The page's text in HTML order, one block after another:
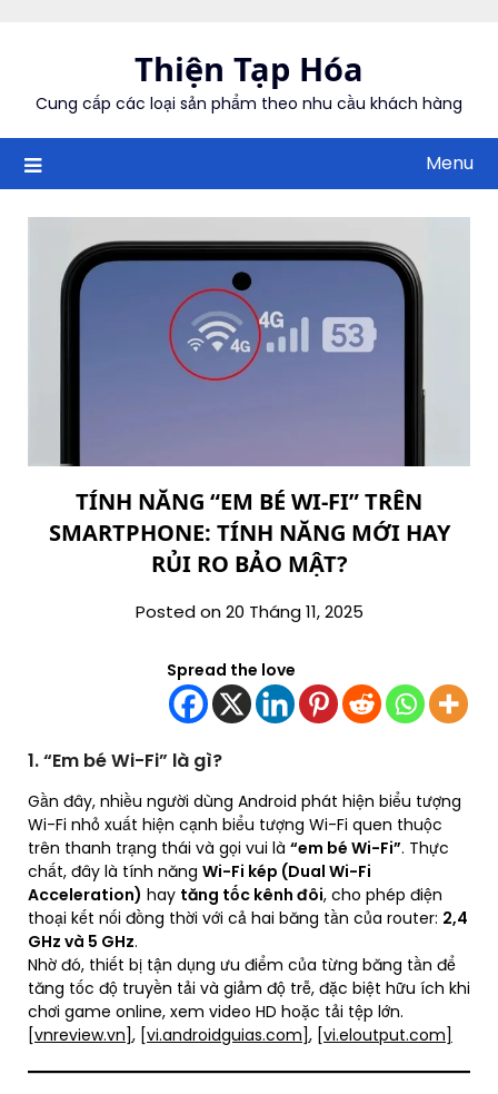
Thiện Tạp Hóa
Cung cấp các loại sản phẩm theo nhu cầu khách hàng
Menu
TÍNH NĂNG “EM BÉ WI-FI” TRÊN
SMARTPHONE: TÍNH NĂNG MỚI HAY
RỦI RO BẢO MẬT?
Posted on 20 Tháng 11, 2025
Spread the love
1. “Em bé Wi-Fi” là gì?
Gần đây, nhiều người dùng Android phát hiện biểu tượng
Wi-Fi nhỏ xuất hiện cạnh biểu tượng Wi-Fi quen thuộc
trên thanh trạng thái và gọi vui là “em bé Wi-Fi”. Thực
chất, đây là tính năng Wi-Fi kép (Dual Wi-Fi
Acceleration) hay tăng tốc kênh đôi, cho phép điện
thoại kết nối đồng thời với cả hai băng tần của router: 2,4
GHz và 5 GHz.
Nhờ đó, thiết bị tận dụng ưu điểm của từng băng tần để
tăng tốc độ truyền tải và giảm độ trễ, đặc biệt hữu ích khi
chơi game online, xem video HD hoặc tải tệp lớn.
[vnreview.vn], [vi.androidguias.com], [vi.eloutput.com]